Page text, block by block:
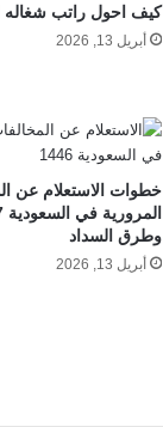
كيف احول راتب شغاله
أبريل 13, 2026
خطوات الاستعلام عن
وطرق السداد
أبريل 13, 2026